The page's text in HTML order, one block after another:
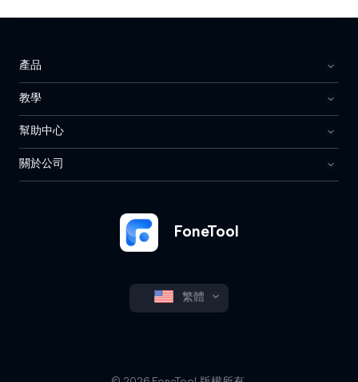
FoneTool
繁體
產品
教學
幫助中心
關於公司